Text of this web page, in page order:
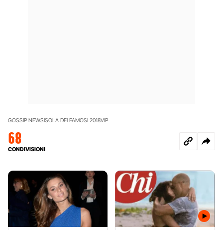
GOSSIP NEWSISOLA DEI FAMOSI 2018VIP
68
CONDIVISIONI